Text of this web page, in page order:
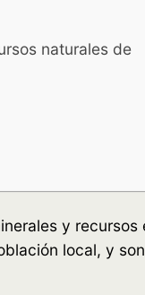
naturales de
y
local, y